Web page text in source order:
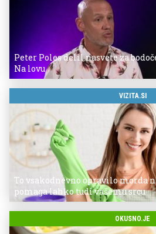
Peter Poles delil nasvete za
Na lovu
VIZITA.SI
To vsakodnevno opravilo morda
pomaga lahko tudi vašemu srcu
OKUSNO.JE